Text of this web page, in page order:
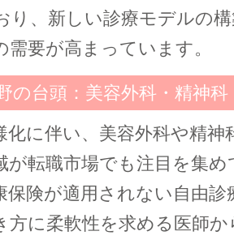
り、新しい診療モデルの
需要が高まっています。
の台頭：美容外科・精神科
化に伴い、美容外科や精神
が転職市場でも注目を集
保険が適用されない自由診
方に柔軟性を求める医師